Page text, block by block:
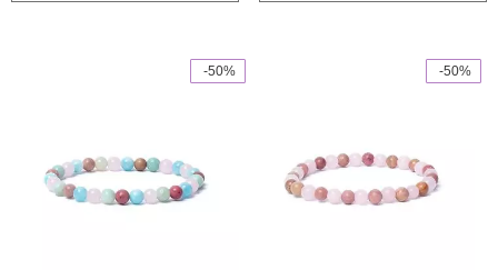
-50% -50%